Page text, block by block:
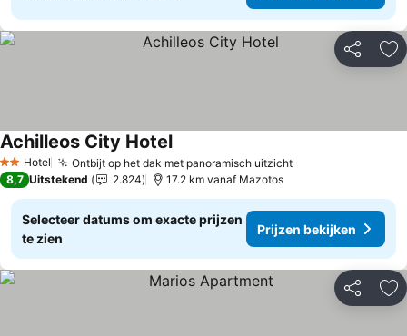
Delen
2 Sterren
Hotel Ontbijt op het dak met panoramisch uitzichtPrijzen bekijken
Achilleos City HotelPrijzen bekijken
8,7 Uitstekend 2.824 17.2 km vanaf Mazotos
Selecteer datums om exacte prijzen
te zien
Prijzen bekijken
Delen